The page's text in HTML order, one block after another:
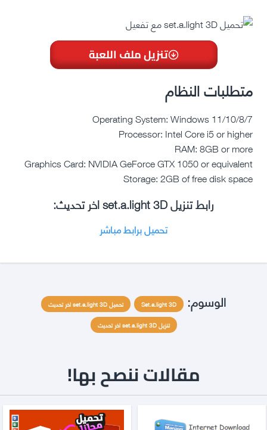
تنزيل ملف اللعبة
متطلبات النظام
Operating System: Windows 11/10/8/7
Processor: Intel Core i5 or higher
RAM: 8GB or more
Graphics Card: NVIDIA GeForce GTX 1050 or equivalent
Storage: 2GB of free disk space
رابط تنزيل set.a.light 3D اخر تحديث:
تحميل برابط مباشر
الوسوم: Set.a.light 3D
تحميل set.a.light 3D اخر تحديث
تنزيل set.a.light 3D اخر تحديث
مقالات ننصح بها!